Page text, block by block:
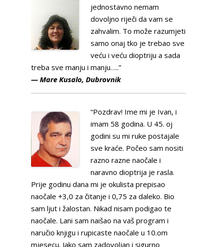
jednostavno nemam
dovoljno riječi da vam se
zahvalim. To može razumjeti
samo onaj tko je trebao sve
veću i veću dioptriju a sada
treba sve manju i manju…..”
— Mare Kusalo, Dubrovnik
“Pozdrav! Ime mi je Ivan, i
imam 58 godina. U 45. oj
godini su mi ruke postajale
sve kraće. Počeo sam nositi
razno razne naočale i
naravno dioptrija je rasla.
Prije godinu dana mi je okulista prepisao
naočale +3,0 za čitanje i 0,75 za daleko. Bio
sam ljut i žalostan. Nikad nisam podigao te
naočale. Lani sam naišao na vaš program i
naručio knjigu i rupicaste naočale u 10.om
mjesecu. Jako sam zadovoljan i sigurno